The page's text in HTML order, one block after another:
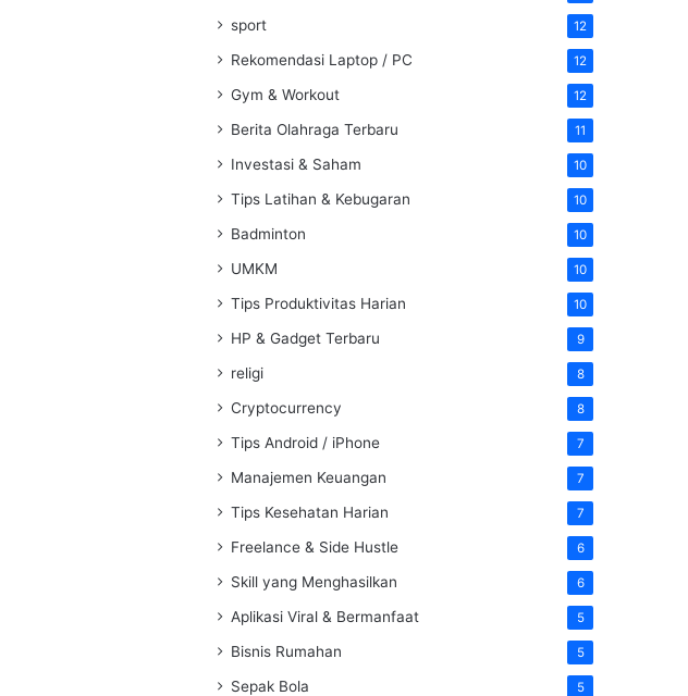
sport 12
Rekomendasi Laptop / PC 12
Gym & Workout 12
Berita Olahraga Terbaru 11
Investasi & Saham 10
Tips Latihan & Kebugaran 10
Badminton 10
UMKM 10
Tips Produktivitas Harian 10
HP & Gadget Terbaru 9
religi 8
Cryptocurrency 8
Tips Android / iPhone 7
Manajemen Keuangan 7
Tips Kesehatan Harian 7
Freelance & Side Hustle 6
Skill yang Menghasilkan 6
Aplikasi Viral & Bermanfaat 5
Bisnis Rumahan 5
Sepak Bola 5